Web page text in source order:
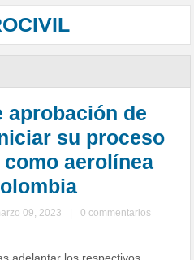
aprobación de
su proceso
aerolínea
09, 2023
0 commentarios